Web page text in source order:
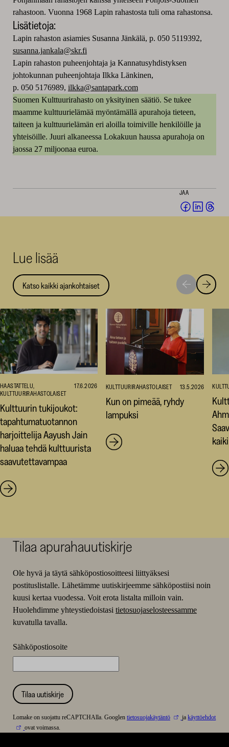
rahastoon. Vuonna 1968 Lapin rahastosta tuli oma rahastonsa.
Lisätietoja:
Lapin rahaston asiamies Susanna Jänkälä, p. 050 5119392,
susanna.jankala@skr.fi
Lapin rahaston puheenjohtaja ja Kannatusyhdistyksen
johtokunnan puheenjohtaja Ilkka Länkinen,
p. 050 5176989, ilkka@santapark.com
Suomen Kulttuurirahasto on yksityinen säätiö. Se tukee
maamme kulttuurielämää myöntämällä apurahoja tieteen,
taiteen ja kulttuurielämän eri aloilla toimiville henkilöille ja
yhteisöille. Juuri alkaneessa Lokakuun haussa apurahoja on
jaossa 27 miljoonaa euroa.
JAA
Jaa Jaa
Lue lisää
Katso kaikki ajankohtaiset
Siirry
seuraavaan
Siirry
HAASTATTELU,
KULTTUURIRAHASTOLAISET
17.6.2026
Kulttuurin tukijoukot:
tapahtumatuotannon
harjoittelija Aayush Jain
haluaa tehdä kulttuurista
saavutettavampaa
KULTTUURIRAHASTOLAISET 13.5.2026
Kun on pimeää, ryhdy
lampuksi
Tilaa apurahauutiskirje
Ole hyvä ja täytä sähköpostiosoitteesi liittyäksesi
postituslistalle. Lähetämme uutiskirjeemme sähköpostiisi noin
kuusi kertaa vuodessa. Voit erota listalta milloin vain.
Huolehdimme yhteystiedoistasi tietosuojaselosteessamme
kuvatulla tavalla.
Sähköpostiosoite
Tilaa uutiskirje
Lomake on suojattu reCAPTCHAlla. Googlen tietosuojakäytäntö jakäyttöehdot
ovat voimassa.